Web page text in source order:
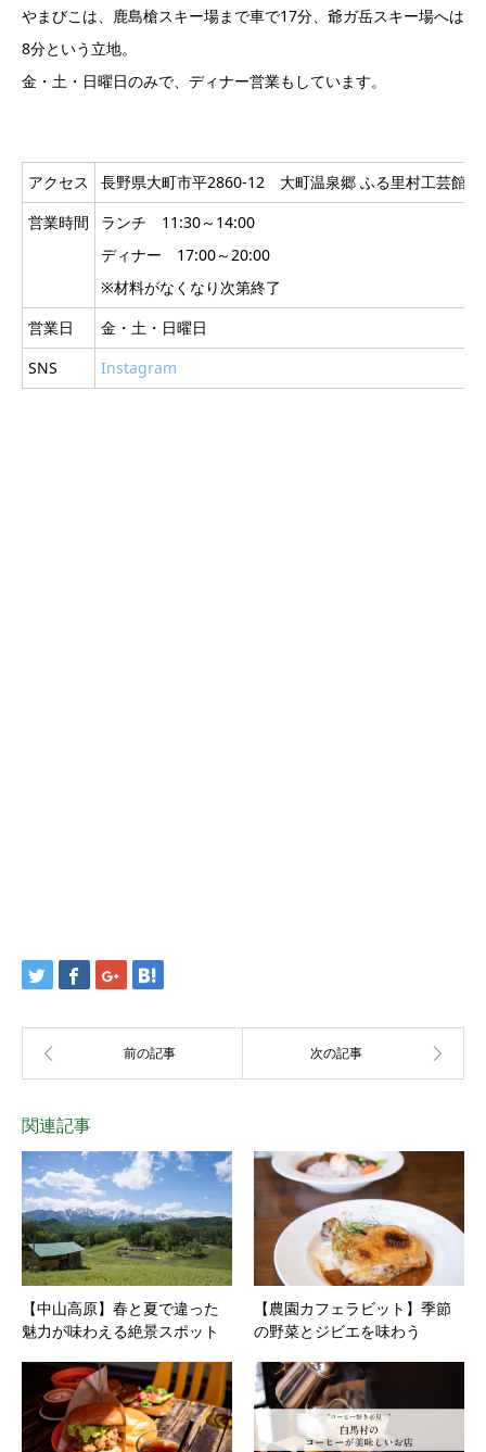
⁡やまびこは、鹿島槍スキー場まで車で17分、爺ガ岳スキー場へは
8分という立地。
金・土・日曜日のみで、ディナー営業もしています。
アクセス
長野県大町市平2860-12 大町温泉郷 ふる里村工芸館内
営業時間
ランチ 11:30～14:00
ディナー 17:00～20:00
※材料がなくなり次第終了
営業日
金・土・日曜日
SNS
Instagram
関連記事
【中山高原】春と夏で違った
魅力が味わえる絶景スポット
【農園カフェラビット】季節
の野菜とジビエを味わう